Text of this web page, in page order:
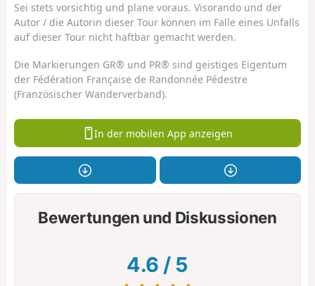
Sei stets vorsichtig und plane voraus. Visorando und der
Autor / die Autorin dieser Tour können im Falle eines Unfalls
auf dieser Tour nicht haftbar gemacht werden.
Die Markierungen GR® und PR® sind geistiges Eigentum
der Fédération Française de Randonnée Pédestre
(Französischer Wanderverband).
In der mobilen App anzeigen
Bewertungen und Diskussionen
4.6 / 5